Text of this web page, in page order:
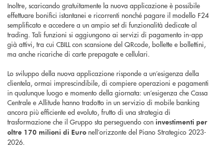
Inoltre, scaricando gratuitamente la nuova applicazione è possibile
effettuare bonifici istantanei e ricorrenti nonché pagare il modello F24
semplificato e accedere a un ampio set di funzionalità dedicate al
trading. Tali funzioni si aggiungono ai servizi di pagamento in-app
già attivi, tra cui CBILL con scansione del QRcode, bollette e bollettini,
ma anche ricariche di carte prepagate e cellulari.
Lo sviluppo della nuova applicazione risponde a un’esigenza della
clientela, ormai imprescindibile, di compiere operazioni e pagamenti
in qualunque luogo e momento della giornata: un’esigenza che Cassa
Centrale e Allitude hanno tradotto in un servizio di mobile banking
ancora più efficiente ed evoluto, frutto di una strategia di
trasformazione che il Gruppo sta perseguendo con investimenti per
oltre 170 milioni di Euro nell’orizzonte del Piano Strategico 2023-
2026.